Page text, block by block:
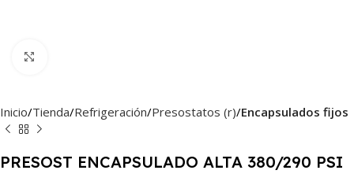
Inicio Tienda Refrigeración Presostatos (r) Encapsulados fijos
PRESOST ENCAPSULADO ALTA 380/290 PSI